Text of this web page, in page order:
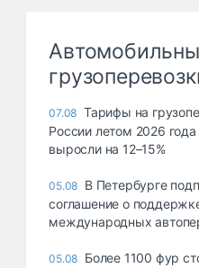
07.08 Тарифы на
России летом 2026
выросли на 12–15%
05.08 В Петербурге
соглашение о
международных
05.08 Более 1100 фур